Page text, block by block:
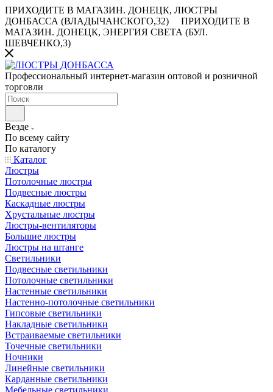
ПРИХОДИТЕ В МАГАЗИН. ДОНЕЦК, ЛЮСТРЫ
ДОНБАССА (ВЛАДЫЧАНСКОГО,32)
ПРИХОДИТЕ В
МАГАЗИН. ДОНЕЦК, ЭНЕРГИЯ СВЕТА (БУЛ.
ШЕВЧЕНКО,3)
Профессиональный интернет-магазин оптовой и розничной
торговли
Везде
По всему сайту
По каталогу
Каталог
Люстры
Потолочные люстры
Подвесные люстры
Каскадные люстры
Хрустальные люстры
Люстры-вентиляторы
Большие люстры
Люстры на штанге
Светильники
Подвесные светильники
Потолочные светильники
Настенные светильники
Настенно-потолочные светильники
Гипсовые светильники
Накладные светильники
Встраиваемые светильники
Точечные светильники
Ночники
Линейные светильники
Карданные светильники
Мебельные светильники